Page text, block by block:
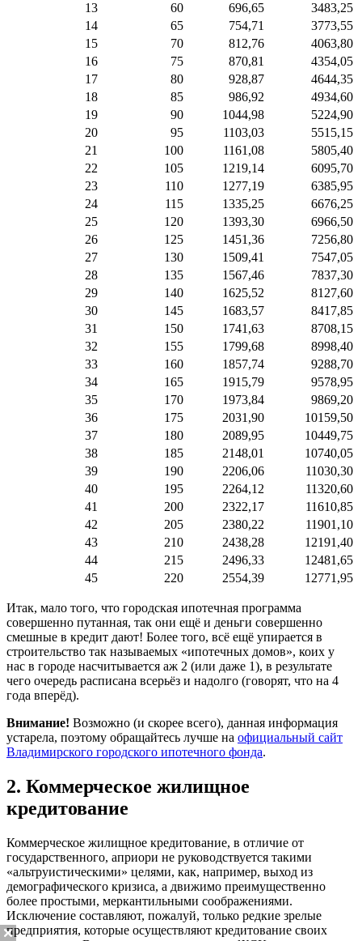
13
60 696,65
3483,25
14
65 754,71
3773,55
15
70 812,76
4063,80
16
75 870,81
4354,05
17
80 928,87
4644,35
18
85 986,92
4934,60
19
90 1044,98
5224,90
20
95 1103,03
5515,15
21
100 1161,08
5805,40
22
105 1219,14
6095,70
23
110 1277,19
6385,95
24
115 1335,25
6676,25
25
120 1393,30
6966,50
26
125 1451,36
7256,80
27
130 1509,41
7547,05
28
135 1567,46
7837,30
29
140 1625,52
8127,60
30
145 1683,57
8417,85
31
150 1741,63
8708,15
32
155 1799,68
8998,40
33
160 1857,74
9288,70
34
165 1915,79
9578,95
35
170 1973,84
9869,20
36
175 2031,90
10159,50
37
180 2089,95
10449,75
38
185 2148,01
10740,05
39
190 2206,06
11030,30
40
195 2264,12
11320,60
41
200 2322,17
11610,85
42
205 2380,22
11901,10
43
210 2438,28
12191,40
44
215 2496,33
12481,65
45
220 2554,39 12771,95
Итак, мало того, что городская ипотечная программа
совершенно путанная, так они ещё и деньги совершенно
смешные в кредит дают! Более того, всё ещё упирается в
строительство так называемых «ипотечных домов», коих у
нас в городе насчитывается аж 2 (или даже 1), в результате
чего очередь расписана всерьёз и надолго (говорят, что на 4
года вперёд).
Внимание! Возможно (и скорее всего), данная информация
устарела, поэтому обращайтесь лучше на официальный сайт
Владимирского городского ипотечного фонда.
2. Коммерческое жилищное
кредитование
Коммерческое жилищное кредитование, в отличие от
государственного, априори не руководствуется такими
«альтруистическими» целями, как, например, выход из
демографического кризиса, а движимо преимущественно
более простыми, меркантильными соображениями.
Исключение составляют, пожалуй, только редкие зрелые
предприятия, которые осуществляют кредитование своих